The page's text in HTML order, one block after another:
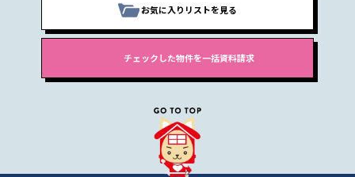
お気に入りリストを見る